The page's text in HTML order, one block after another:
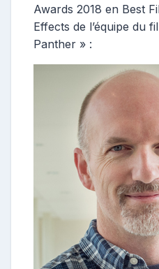
Awards 2018 en Best
Effects de l’équipe du
Panther » :